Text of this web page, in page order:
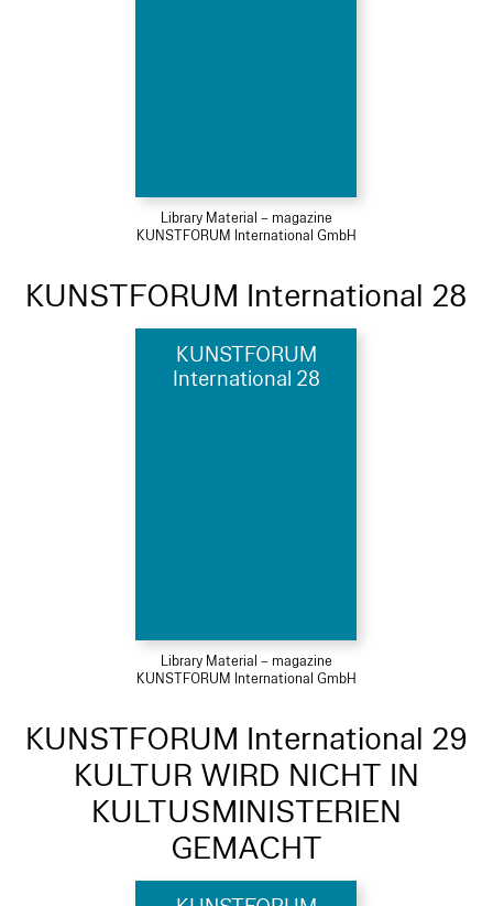
Library Material – magazine
KUNSTFORUM International GmbH
KUNSTFORUM International 28
KUNSTFORUM
International 28
Library Material – magazine
KUNSTFORUM International GmbH
KUNSTFORUM International 29
KULTUR WIRD NICHT IN
KULTUSMINISTERIEN
GEMACHT